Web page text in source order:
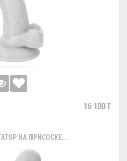
16 100 T
НА ПРИСОСКЕ...